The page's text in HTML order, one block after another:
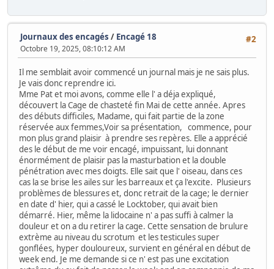
#2
Journaux des encagés / Encagé 18
Octobre 19, 2025, 08:10:12 AM
Il me semblait avoir commencé un journal mais je ne sais plus.
Je vais donc reprendre ici.
Mme Pat et moi avons, comme elle l' a déja expliqué,
découvert la Cage de chasteté fin Mai de cette année. Apres
des débuts difficiles, Madame, qui fait partie de la zone
réservée aux femmes,Voir sa présentation, commence, pour
mon plus grand plaisir à prendre ses repères. Elle a apprécié
des le début de me voir encagé, impuissant, lui donnant
énormément de plaisir pas la masturbation et la double
pénétration avec mes doigts. Elle sait que l' oiseau, dans ces
cas la se brise les ailes sur les barreaux et ça l'excite. Plusieurs
problèmes de blessures et, donc retrait de la cage; le dernier
en date d' hier, qui a cassé le Locktober, qui avait bien
démarré. Hier, même la lidocaine n' a pas suffi à calmer la
douleur et on a du retirer la cage. Cette sensation de brulure
extrème au niveau du scrotum et les testicules super
gonflées, hyper douloureux, survient en général en début de
week end. Je me demande si ce n' est pas une excitation